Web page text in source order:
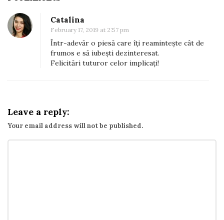
A
l
a
n
t
“
Catalina
February 17, 2019 at 2:57 pm
Într-adevăr o piesă care îți reamintește cât de
frumos e să iubești dezinteresat.
Felicitări tuturor celor implicați!
Leave a reply:
Your email address will not be published.